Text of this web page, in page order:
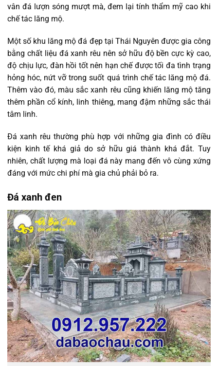
vân đá lượn sóng mượt mà, đem lại tính thẩm mỹ cao khi
chế tác lăng mộ.
Một số khu lăng mộ đá đẹp tại Thái Nguyên được gia công
bằng chất liệu đá xanh rêu nên sở hữu độ bền cực kỳ cao,
độ chịu lực, đàn hồi tốt nên hạn chế được tối đa tình trạng
hỏng hóc, nứt vỡ trong suốt quá trình chế tác lăng mộ đá.
Thêm vào đó, màu sắc xanh rêu cũng khiến lăng mộ tăng
thêm phần cổ kính, linh thiêng, mang đậm những sắc thái
tâm linh.
Đá xanh rêu thường phù hợp với những gia đình có điều
kiện kinh tế khá giả do sở hữu giá thành khá đắt. Tuy
nhiên, chất lượng mà loại đá này mang đến vô cùng xứng
đáng với mức chi phí mà gia chủ phải bỏ ra.
Đá xanh đen